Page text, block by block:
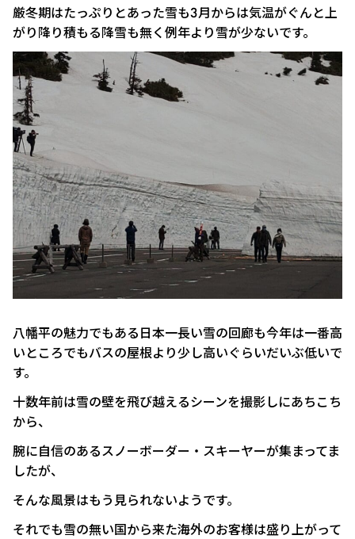
厳冬期はたっぷりとあった雪も3月からは気温がぐんと上
がり降り積もる降雪も無く例年より雪が少ないです。
八幡平の魅力でもある日本一長い雪の回廊も今年は一番高
いところでもバスの屋根より少し高いぐらいだいぶ低いで
す。
十数年前は雪の壁を飛び越えるシーンを撮影しにあちこち
から、
腕に自信のあるスノーボーダー・スキーヤーが集まってま
したが、
そんな風景はもう見られないようです。
それでも雪の無い国から来た海外のお客様は盛り上がって